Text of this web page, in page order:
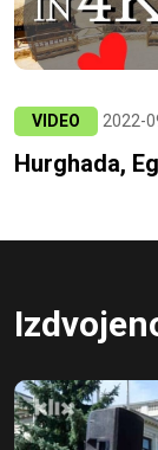
VIDEO 2022-
Hurghada,